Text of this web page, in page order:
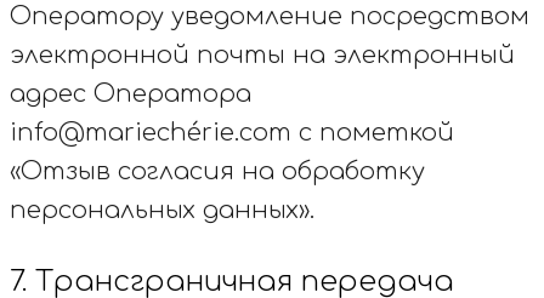
Оператору уведомление посредством
электронной почты на электронный
адрес Оператора
info@mariechérie.com с пометкой
«Отзыв согласия на обработку
персональных данных».
7. Трансграничная передача